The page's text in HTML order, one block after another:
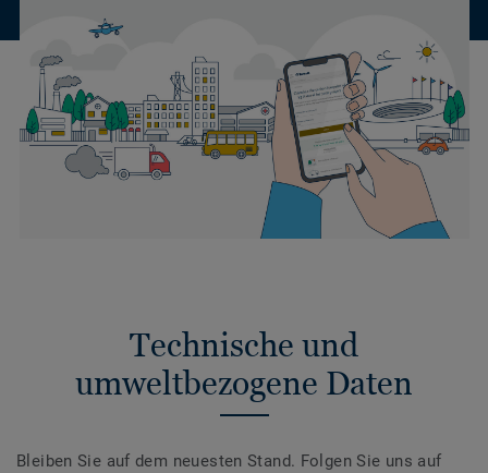
Technische und
umweltbezogene Daten
Bleiben Sie auf dem neuesten Stand. Folgen Sie uns auf